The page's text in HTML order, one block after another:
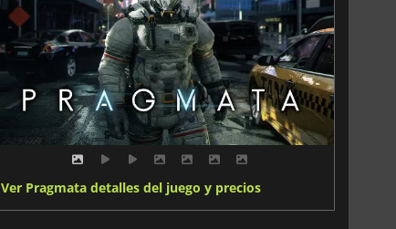
Ver Pragmata detalles del juego y precios